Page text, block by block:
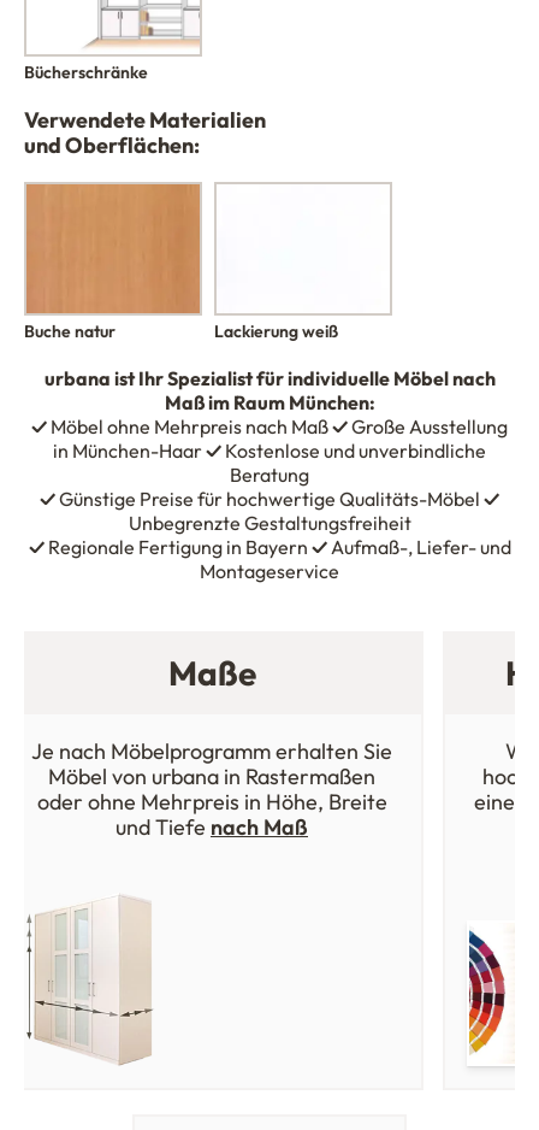
Bücherschränke
Verwendete Materialien
und Oberflächen:
Buche natur Lackierung weiß
urbana ist Ihr Spezialist für individuelle Möbel nach
Maß im Raum München:
✓ Möbel ohne Mehrpreis nach Maß✓Große Ausstellung
in München-Haar✓ Kostenlose und unverbindliche
Beratung
✓Günstige Preise für hochwertige Qualitäts-Möbel ✓
Unbegrenzte Gestaltungsfreiheit
✓Regionale Fertigung in Bayern ✓Aufmaß-, Liefer- und
Montageservice
Maße
Je nach Möbelprogramm erhalten Sie
Möbel von urbana in Rastermaßen
oder ohne Mehrpreis in Höhe, Breite
und Tiefe nach Maß
einer